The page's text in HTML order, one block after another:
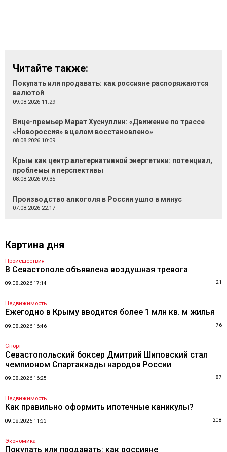
Читайте также:
Покупать или продавать: как россияне распоряжаются
валютой
09.08.2026 11:29
Вице-премьер Марат Хуснуллин: «Движение по трассе
«Новороссия» в целом восстановлено»
08.08.2026 10:09
Крым как центр альтернативной энергетики: потенциал,
проблемы и перспективы
08.08.2026 09:35
Производство алкоголя в России ушло в минус
07.08.2026 22:17
Картина дня
Происшествия
В Севастополе объявлена воздушная тревога
09.08.2026 17:14 21
Недвижимость
Ежегодно в Крыму вводится более 1 млн кв. м жилья
09.08.2026 16:46 76
Спорт
Севастопольский боксер Дмитрий Шиповский стал
чемпионом Спартакиады народов России
09.08.2026 16:25 87
Недвижимость
Как правильно оформить ипотечные каникулы?
09.08.2026 11:33 208
Экономика
Покупать или продавать: как россияне